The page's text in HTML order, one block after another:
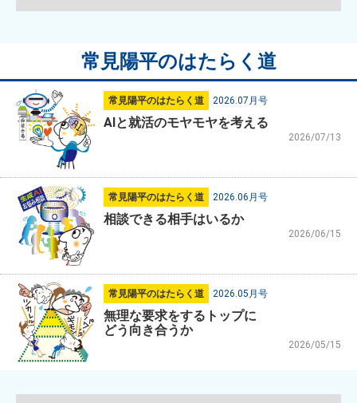
常見陽平のはたらく道
常見陽平のはたらく道 2026.07月号
2026/07/13
AIと就活のモヤモヤを考える
常見陽平のはたらく道 2026.06月号
2026/06/15
相談できる相手はいるか
常見陽平のはたらく道 2026.05月号
2026/05/15
無理な要求をするトップに
どう向き合うか